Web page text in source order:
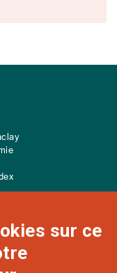
sur ce